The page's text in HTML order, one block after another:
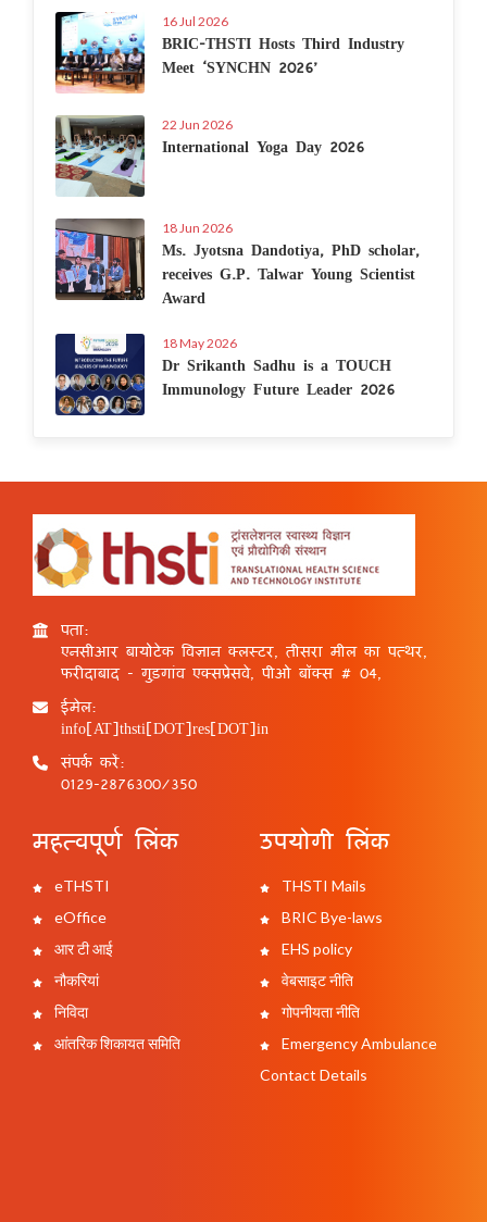
16 Jul 2026
BRIC-THSTI Hosts Third Industry
Meet ‘SYNCHN 2026’
22 Jun 2026
International Yoga Day 2026
18 Jun 2026
Ms. Jyotsna Dandotiya, PhD scholar,
receives G.P. Talwar Young Scientist
Award
18 May 2026
Dr Srikanth Sadhu is a TOUCH
Immunology Future Leader 2026
पता:
एनसीआर बायोटेक विज्ञान क्लस्टर, तीसरा मील का पत्थर,
फरीदाबाद - गुड़गांव एक्सप्रेसवे, पीओ बॉक्स # 04,
ईमेल:
info[AT]thsti[DOT]res[DOT]in
संपर्क करें:
0129-2876300/350
महत्वपूर्ण लिंक
eTHSTI
eOffice
आर टी आई
नौकरियां
निविदा
आंतरिक शिकायत समिति
उपयोगी लिंक
THSTI Mails
BRIC Bye-laws
EHS policy
वेबसाइट नीति
गोपनीयता नीति
Emergency Ambulance
Contact Details